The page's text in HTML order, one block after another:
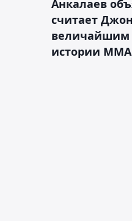
Анкалаев
считает
величайшим
истории ММА